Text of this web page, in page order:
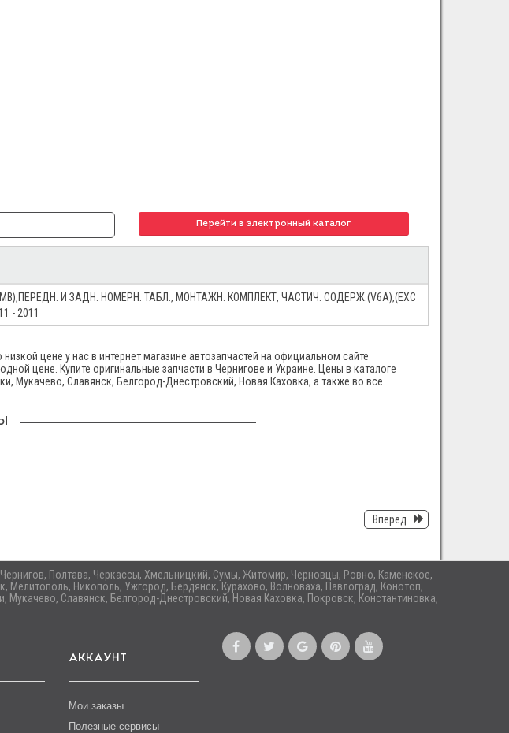
Перейти в электронный каталог
И ЗАДН. НОМЕРН. ТАБЛ., МОНТАЖН. КОМПЛЕКТ, ЧАСТИЧ. СОДЕРЖ.(V6A),(EXC
- 2011
цене у нас в интернет магазине автозапчастей на официальном сайте
цене. Купите оригинальные запчасти в Чернигове и Украине. Цены в каталоге
Мукачево, Славянск, Белгород-Днестровский, Новая Каховка, а также во все
Вперед
Полтава, Черкассы, Хмельницкий, Сумы, Житомир, Черновцы, Ровно, Каменское,
Мелитополь, Никополь, Ужгород, Бердянск, Курахово, Волноваха, Павлоград, Конотоп,
Славянск, Белгород-Днестровский, Новая Каховка, Покровск, Константиновка,
АККАУНТ
Мои заказы
Полезные сервисы